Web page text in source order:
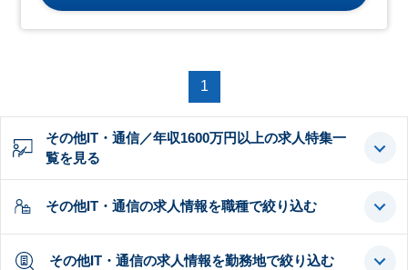
1
その他IT・通信／年収1600万円以上の求人特集一
覧を見る
その他IT・通信の求人情報を職種で絞り込む
その他IT・通信の求人情報を勤務地で絞り込む